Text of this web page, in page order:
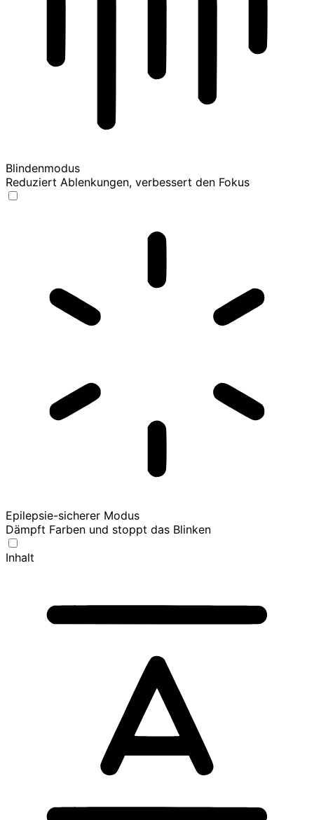
Blindenmodus
Reduziert Ablenkungen, verbessert den Fokus
Epilepsie-sicherer Modus
Dämpft Farben und stoppt das Blinken
Inhalt